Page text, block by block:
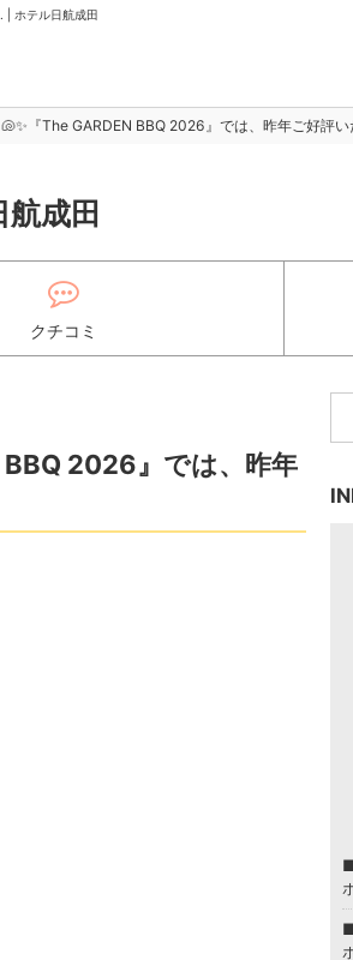
| ホテル日航成田
『The GARDEN BBQ 2026』では、昨年ご好評
成田
クチコミ
BBQ 2026』では、昨年